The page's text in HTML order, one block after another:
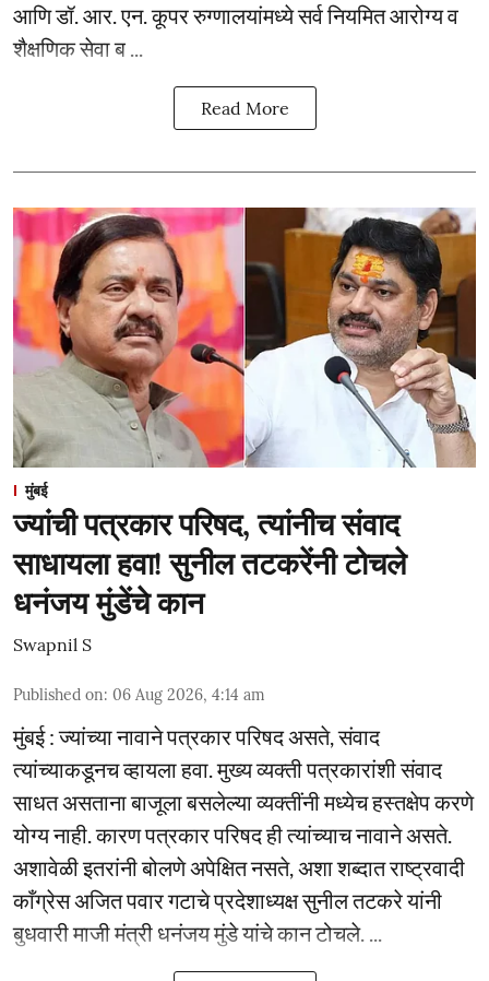
आणि डॉ. आर. एन. कूपर रुग्णालयांमध्ये सर्व नियमित आरोग्य व
शैक्षणिक सेवा ब ...
Read More
मुंबई
ज्यांची पत्रकार परिषद, त्यांनीच संवाद
साधायला हवा! सुनील तटकरेंनी टोचले
धनंजय मुंडेंचे कान
Swapnil S
Published on: 06 Aug 2026, 4:14 am
मुंबई : ज्यांच्या नावाने पत्रकार परिषद असते, संवाद
त्यांच्याकडूनच व्हायला हवा. मुख्य व्यक्ती पत्रकारांशी संवाद
साधत असताना बाजूला बसलेल्या व्यक्तींनी मध्येच हस्तक्षेप करणे
योग्य नाही. कारण पत्रकार परिषद ही त्यांच्याच नावाने असते.
अशावेळी इतरांनी बोलणे अपेक्षित नसते, अशा शब्दात राष्ट्रवादी
काँग्रेस अजित पवार गटाचे प्रदेशाध्यक्ष सुनील तटकरे यांनी
बुधवारी माजी मंत्री धनंजय मुंडे यांचे कान टोचले. ...